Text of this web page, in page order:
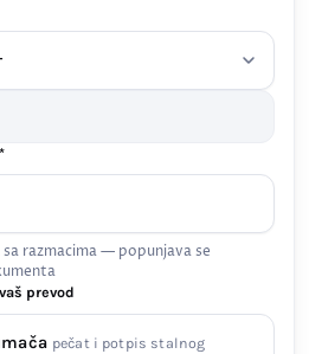
razmacima — popunjava se
prevod
pečat i potpis stalnog